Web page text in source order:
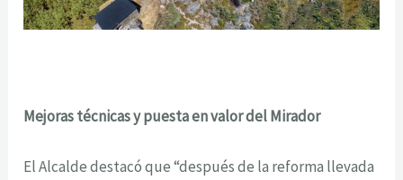
Mejoras técnicas y puesta en valor del Mirador
El Alcalde destacó que “después de la reforma llevada